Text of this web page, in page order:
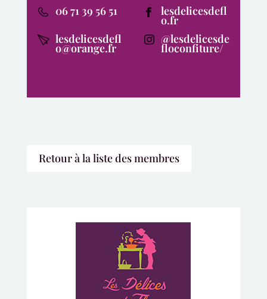
06 71 39 56 51 lesdelicesdefl
o.fr
lesdelicesdefl
o@orange.fr
@lesdelicesde
floconfiture/
Retour à la liste des membres